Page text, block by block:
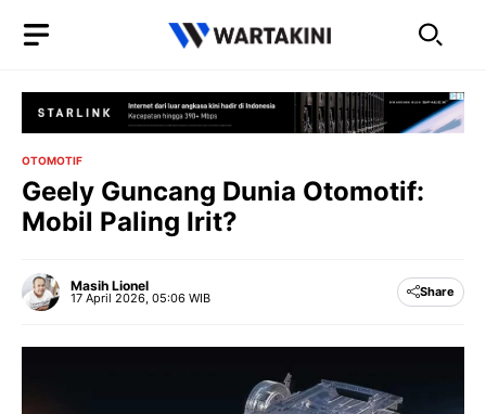
OTOMOTIF
Geely Guncang Dunia Otomotif:
Mobil Paling Irit?
Masih Lionel
17 April 2026, 05:06 WIB Share